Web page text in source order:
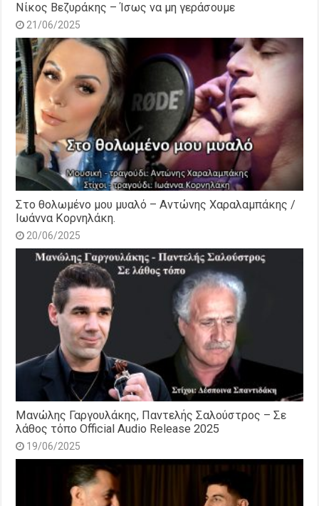
Νίκος Βεζυράκης – Ίσως να μη γεράσουμε
21/06/2025
Στο θολωμένο μου μυαλό – Αντώνης Χαραλαμπάκης /
Ιωάννα Κορνηλάκη.
20/06/2025
Μανώλης Γαργουλάκης, Παντελής Σαλούστρος – Σε
λάθος τόπο Official Audio Release 2025
19/06/2025